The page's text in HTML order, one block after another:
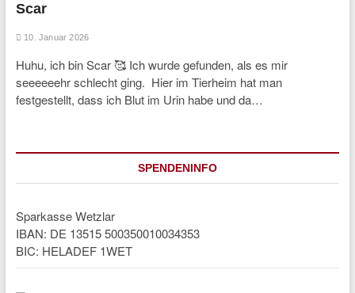
Scar
10. Januar 2026
Huhu, ich bin Scar 🥰 Ich wurde gefunden, als es mir
seeeeeehr schlecht ging. Hier im Tierheim hat man
festgestellt, dass ich Blut im Urin habe und da…
SPENDENINFO
Sparkasse Wetzlar
IBAN: DE 13515 500350010034353
BIC: HELADEF 1WET